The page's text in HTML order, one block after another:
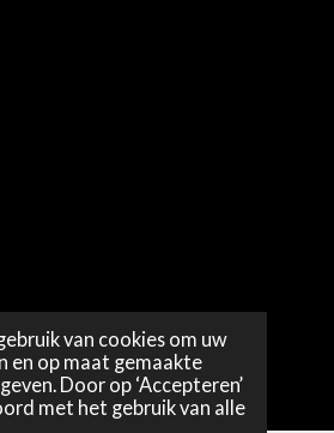
van cookies om uw
en op maat gemaakte
Door op ‘Accepteren’
met het gebruik van alle